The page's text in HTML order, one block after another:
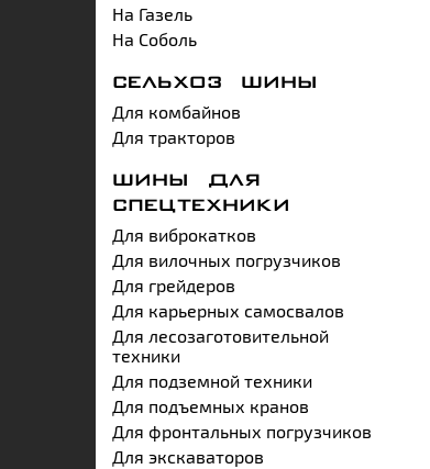
На Газель
На Соболь
СЕЛЬХОЗ ШИНЫ
Для комбайнов
Для тракторов
ШИНЫ ДЛЯ
СПЕЦТЕХНИКИ
Для виброкатков
Для вилочных погрузчиков
Для грейдеров
Для карьерных самосвалов
Для лесозаготовительной
техники
Для подземной техники
Для подъемных кранов
Для фронтальных погрузчиков
Для экскаваторов